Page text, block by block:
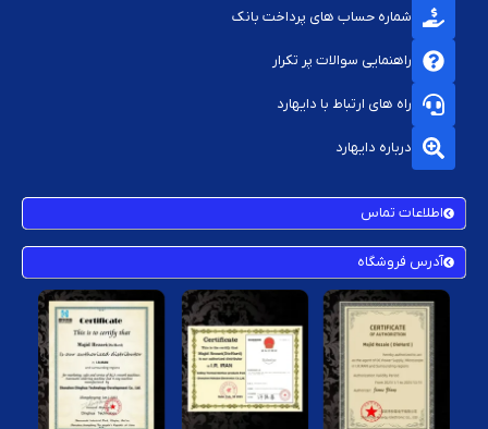
شماره حساب های پرداخت بانک
راهنمایی سوالات پر تکرار
راه های ارتباط با دایهارد
درباره دایهارد
اطلاعات تماس
آدرس فروشگاه